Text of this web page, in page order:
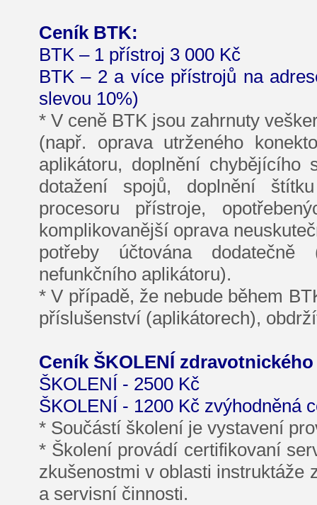
Ceník BTK:
BTK – 1 přístroj 3 000 Kč
BTK – 2 a více přístrojů na
slevou 10%)
* V ceně BTK jsou zahrnuty
(např. oprava utrženého
aplikátoru, doplnění chybějícího
dotažení spojů, doplnění
procesoru přístroje,
komplikovanější oprava
potřeby účtována dodatečně
nefunkčního aplikátoru).
* V případě, že nebude během
příslušenství (aplikátorech),
Ceník ŠKOLENÍ
ŠKOLENÍ - 2500 Kč
ŠKOLENÍ - 1200 Kč zvýhodněná
* Součástí školení je vystavení
* Školení provádí certifikovaní
zkušenostmi v oblasti instruktáže
a servisní činnosti.